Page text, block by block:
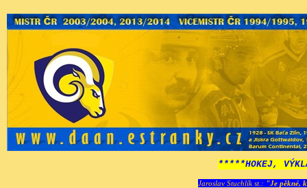
*****HOKEJ,
Jaroslav Stuchlík st.: "Je pěkné,